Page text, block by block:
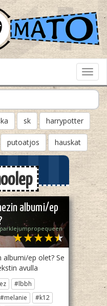
sk harrypotter
putoatjos hauskat
albumi/ep
ep olet? Se
avulla
#lbbh
#melanie
#k12